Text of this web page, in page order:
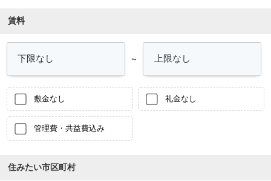
賃料
～
敷金なし 礼金なし
管理費・共益費込み
住みたい市区町村